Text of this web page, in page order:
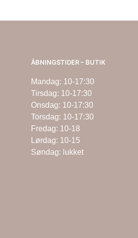
ÅBNINGSTIDER – BUTIK
Mandag: 10-17:30
Tirsdag: 10-17:30
Onsdag: 10-17:30
Torsdag: 10-17:30
Fredag: 10-18
Lørdag: 10-15
Søndag: lukket